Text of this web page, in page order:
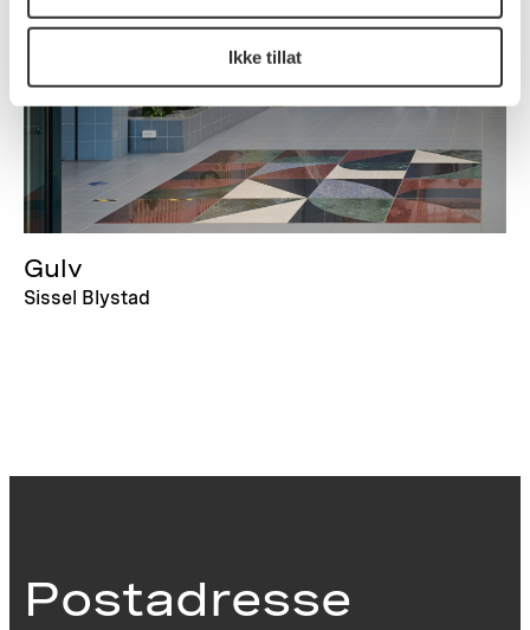
Ikke tillat
Gulv
Sissel Blystad
Postadresse